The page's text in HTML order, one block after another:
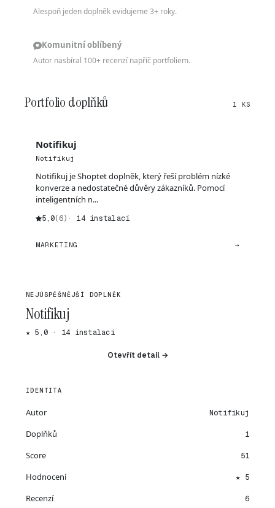
Alespoň jeden doplněk evidujeme 3+ roky.
Komunitní oblíbený
Autor nasbíral 100+ recenzí napříč portfoliem.
Portfolio doplňků 1 KS
Notifikuj
Notifikuj
Notifikuj je Shoptet doplněk, který řeší problém nízké
konverze a nedostatečné důvěry zákazníků. Pomocí
inteligentních n...
5,0(6) · 14 instalací
MARKETING →
NEJÚSPĚŠNĚJŠÍ DOPLNĚK
Notifikuj
★ 5,0 · 14 instalací
Otevřít detail →
IDENTITA
Autor Notifikuj
Doplňků 1
Score 51
Hodnocení ★ 5
Recenzí 6